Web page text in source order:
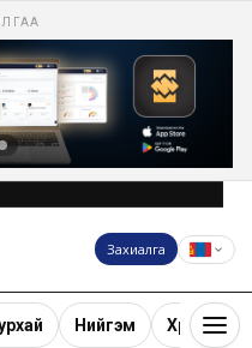
Захиалга
Нийгэм Хөрөнгө